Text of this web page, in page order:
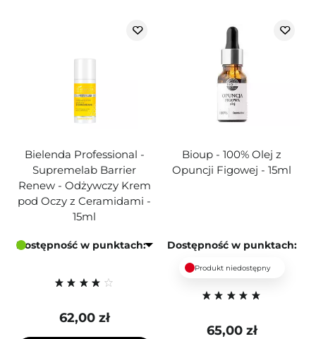
Bielenda Professional -
Supremelab Barrier
Renew - Odżywczy Krem
pod Oczy z Ceramidami -
15ml
Dostępność w punktach:
62,00 zł
Bioup - 100% Olej z
Opuncji Figowej - 15ml
Dostępność w punktach:
Produkt niedostępny
65,00 zł